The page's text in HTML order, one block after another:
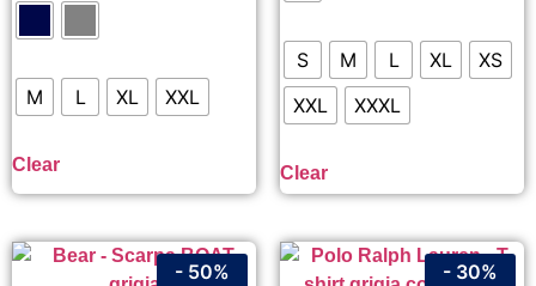
M L XL XXL
Clear
S M L XL
XS
XXL
XXXL
Clear
- 50% - 30%